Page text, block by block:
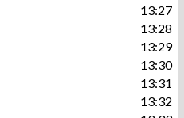
13:27
13:28
13:29
13:30
13:31
13:32